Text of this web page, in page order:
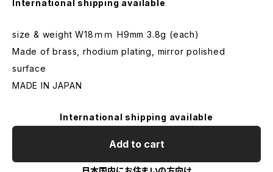
International shipping available
size & weight W18ｍｍ H9mm 3.8g (each)
Made of brass, rhodium plating, mirror polished
surface
MADE IN JAPAN
International shipping available
Add to cart